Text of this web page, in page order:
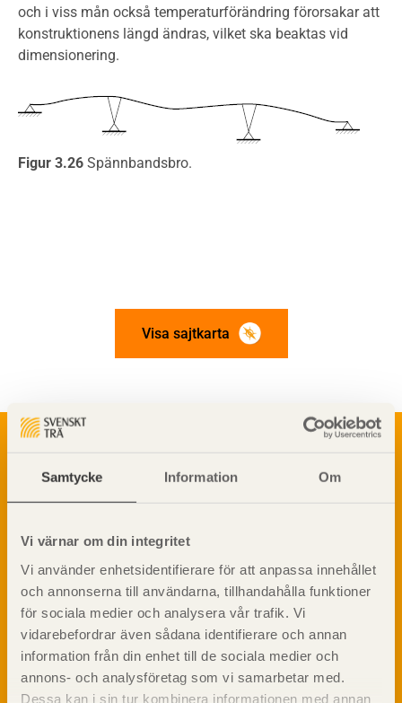
Samtycke Information Om
Vi värnar om din integritet
Vi använder enhetsidentifierare för att anpassa innehållet
och annonserna till användarna, tillhandahålla funktioner
för sociala medier och analysera vår trafik. Vi
vidarebefordrar även sådana identifierare och annan
information från din enhet till de sociala medier och
annons- och analysföretag som vi samarbetar med.
Dessa kan i sin tur kombinera informationen med annan
och i viss mån också temperaturförändring förorsakar att
konstruktionens längd ändras, vilket ska beaktas vid
dimensionering.
Figur 3.26 Spännbandsbro.
Visa sajtkarta
Om trä
Skogsbruk
Träets egenskaper och kvalitet
Träbaserade produkter
Kemisk behandling
Fakta om Limträ
Byggfysik
Fukt
Värmeisolering och lufttäthet
TräGuiden är den digitala handboken för trä och
med trä.
Dela på
Prenumerera på TräGuidens nyhetsbrev!